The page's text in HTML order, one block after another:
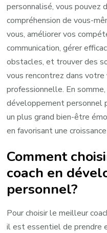
personnalisé, vous pouvez
compréhension de vous-
vous, améliorer vos
communication, gérer
obstacles, et trouver des
vous rencontrez dans
professionnelle. En
développement personnel
un plus grand bien-être
en favorisant une
Comment
coach en
personnel?
Pour choisir le meilleur
il est essentiel de prendre